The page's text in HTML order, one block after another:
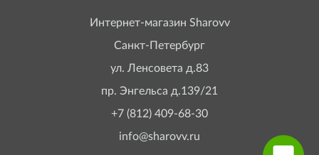
Интернет-магазин Sharovv
Санкт-Петербург
ул. Ленсовета д.83
пр. Энгельса д.139/21
+7 (812) 409-68-30
info@sharovv.ru